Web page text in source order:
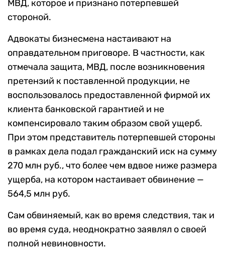
МВД, которое и признано потерпевшей
стороной.
Адвокаты бизнесмена настаивают на
оправдательном приговоре. В частности, как
отмечала защита, МВД, после возникновения
претензий к поставленной продукции, не
воспользовалось предоставленной фирмой их
клиента банковской гарантией и не
компенсировало таким образом свой ущерб.
При этом представитель потерпевшей стороны
в рамках дела подал гражданский иск на сумму
270 млн руб., что более чем вдвое ниже размера
ущерба, на котором настаивает обвинение —
564,5 млн руб.
Сам обвиняемый, как во время следствия, так и
во время суда, неоднократно заявлял о своей
полной невиновности.